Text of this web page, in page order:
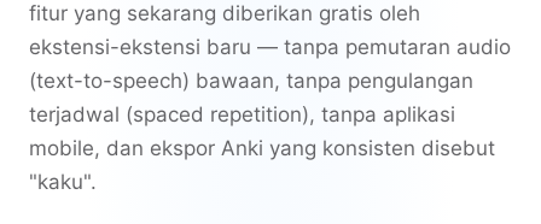
fitur yang sekarang diberikan gratis oleh
ekstensi-ekstensi baru — tanpa pemutaran audio
(text-to-speech) bawaan, tanpa pengulangan
terjadwal (spaced repetition), tanpa aplikasi
mobile, dan ekspor Anki yang konsisten disebut
"kaku".